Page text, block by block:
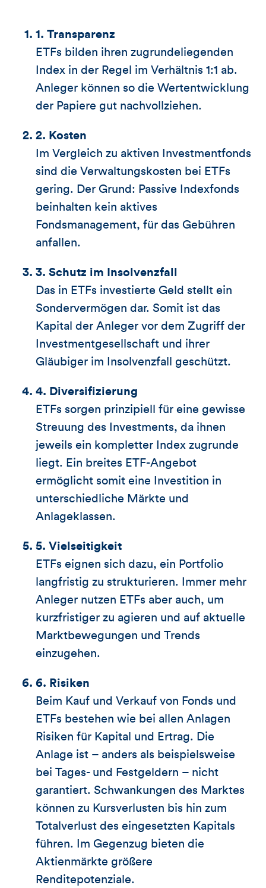
1. Transparenz
ETFs bilden ihren zugrundeliegenden
Index in der Regel im Verhältnis 1:1 ab.
Anleger können so die Wertentwicklung
der Papiere gut nachvollziehen.
2. Kosten
Im Vergleich zu aktiven Investmentfonds
sind die Verwaltungskosten bei ETFs
gering. Der Grund: Passive Indexfonds
beinhalten kein aktives
Fondsmanagement, für das Gebühren
anfallen.
3. Schutz im Insolvenzfall
Das in ETFs investierte Geld stellt ein
Sondervermögen dar. Somit ist das
Kapital der Anleger vor dem Zugriff der
Investmentgesellschaft und ihrer
Gläubiger im Insolvenzfall geschützt.
4. Diversifizierung
ETFs sorgen prinzipiell für eine gewisse
Streuung des Investments, da ihnen
jeweils ein kompletter Index zugrunde
liegt. Ein breites ETF-Angebot
ermöglicht somit eine Investition in
unterschiedliche Märkte und
Anlageklassen.
5. Vielseitigkeit
ETFs eignen sich dazu, ein Portfolio
langfristig zu strukturieren. Immer mehr
Anleger nutzen ETFs aber auch, um
kurzfristiger zu agieren und auf aktuelle
Marktbewegungen und Trends
einzugehen.
6. Risiken
Beim Kauf und Verkauf von Fonds und
ETFs bestehen wie bei allen Anlagen
Risiken für Kapital und Ertrag. Die
Anlage ist – anders als beispielsweise
bei Tages- und Festgeldern – nicht
garantiert. Schwankungen des Marktes
können zu Kursverlusten bis hin zum
Totalverlust des eingesetzten Kapitals
führen. Im Gegenzug bieten die
Aktienmärkte größere
Renditepotenziale.